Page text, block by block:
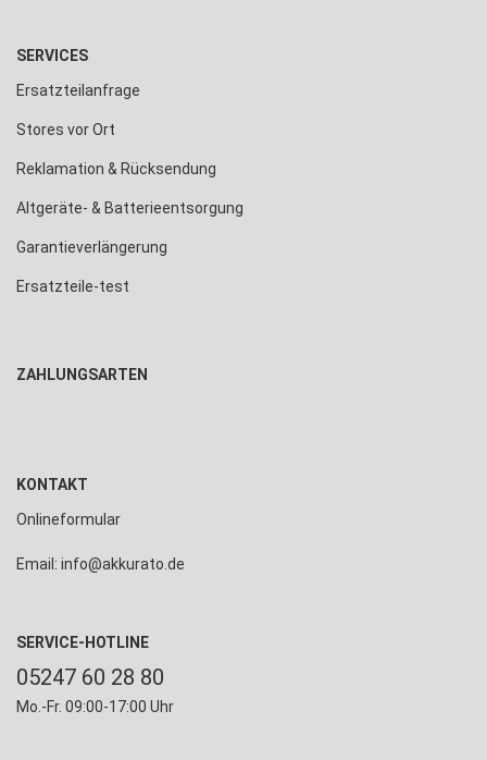
SERVICES
Ersatzteilanfrage
Stores vor Ort
Reklamation & Rücksendung
Altgeräte- & Batterieentsorgung
Garantieverlängerung
Ersatzteile-test
ZAHLUNGSARTEN
KONTAKT
Onlineformular
Email: info@akkurato.de
SERVICE-HOTLINE
05247 60 28 80
Mo.-Fr. 09:00-17:00 Uhr